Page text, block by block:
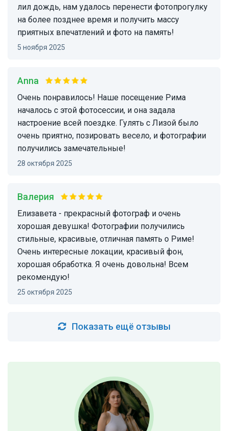
лил дождь, нам удалось перенести фотопрогулку
на более позднее время и получить массу
приятных впечатлений и фото на память!
5 ноября 2025
Anna
Очень понравилось! Наше посещение Рима
началось с этой фотосессии, и она задала
настроение всей поездке. Гулять с Лизой было
очень приятно, позировать весело, и фотографии
получились замечательные!
28 октября 2025
Валерия
Елизавета - прекрасный фотограф и очень
хорошая девушка! Фотографии получились
стильные, красивые, отличная память о Риме!
Очень интересные локации, красивый фон,
хорошая обработка. Я очень довольна! Всем
рекомендую!
25 октября 2025
Показать ещё отзывы